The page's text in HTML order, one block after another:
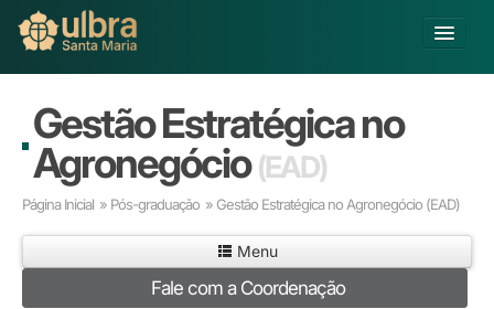
Buscar
Já sou Aluno
Matricule-se
Educação Básica
Gestão Estratégica no
Agronegócio(EAD)
Página Inicial » Pós-graduação » Gestão Estratégica no Agronegócio (EAD)
Menu
Fale com a Coordenação